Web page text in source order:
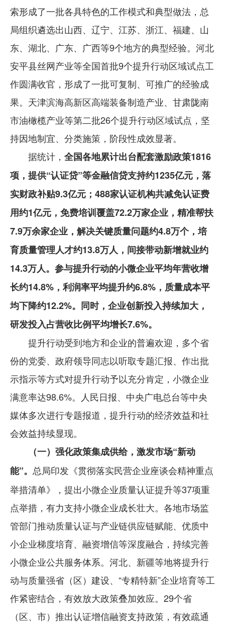
索形成了一批各具特色的工作模式和典型做法，总
局组织遴选出山西、辽宁、江苏、浙江、福建、山
东、湖北、广东、广西等9个地方的典型经验。河北
安平县丝网产业等全国首批9个提升行动区域试点工
作圆满收官，形成了一批可复制、可推广的经验成
果。天津滨海高新区高端装备制造产业、甘肃陇南
市油橄榄产业等第二批26个提升行动区域试点，坚
持因地制宜、分类施策，阶段性成效显著。
据统计， 全国各地累计出台配套激励政策1816
项，提供“认证贷”等金融信贷支持约1235亿元，落
实财政补贴9.3亿元；488家认证机构共减免认证费
用约1亿元，免费培训覆盖72.2万家企业，精准帮扶
7.9万余家企业，解决关键质量问题约4.8万个，培
育质量管理人才约13.8万人，间接带动新增就业约
14.3万人。参与提升行动的小微企业平均年营收增
长约14.8%，利润率平均提升约6.8%，质量成本平
均下降约12.2%。同时，企业创新投入持续加大，
研发投入占营收比例平均增长7.6%。
提升行动受到地方和企业的普遍欢迎，多个省
份的党委、政府领导同志以听取专题汇报、作出批
示指示等方式对提升行动予以充分肯定，小微企业
满意率达98.6%。人民日报、中央广电总台等中央
媒体多次进行专题报道，提升行动的经济效益和社
会效益持续显现。
（一）强化政策集成供给，激发市场“新动
能”。 总局印发《贯彻落实民营企业座谈会精神重点
举措清单》，提出小微企业质量认证提升等37项重
点举措，有力支持小微企业成长壮大。各地市场监
管部门推动质量认证与产业链供应链赋能、优质中
小企业梯度培育、融资增信等深度融合，持续完善
小微企业公共服务体系。河北、新疆等地将提升行
动与质量强省（区）建设、“专精特新”企业培育等工
作紧密结合，有效放大政策叠加效应。29个省
（区、市）推出认证增信融资支持政策，有效疏通